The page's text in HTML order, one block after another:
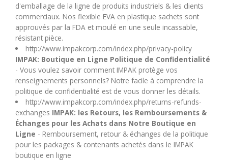
X
Y
Z
d'emballage de la ligne de produits industriels & les clients
commerciaux. Nos flexible EVA en plastique sachets sont
approuvés par la FDA et moulé en une seule incassable,
résistant pièce.
http://www.impakcorp.com/index.php/privacy-policy
IMPAK: Boutique en Ligne Politique de Confidentialité
- Vous voulez savoir comment IMPAK protège vos
renseignements personnels? Notre facile à comprendre la
politique de confidentialité est de vous donner les détails.
http://www.impakcorp.com/index.php/returns-refunds-
exchanges IMPAK: les Retours, les Remboursements &
Échanges pour les Achats dans Notre Boutique en
Ligne - Remboursement, retour & échanges de la politique
pour les packages & contenants achetés dans le IMPAK
boutique en ligne